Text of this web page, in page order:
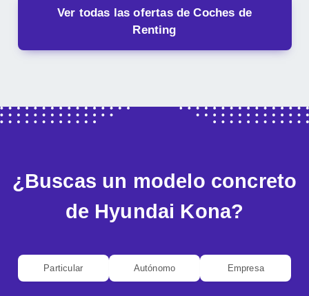
Ver todas las ofertas de Coches de
Renting
¿Buscas un modelo concreto
de Hyundai Kona?
Particular Autónomo Empresa